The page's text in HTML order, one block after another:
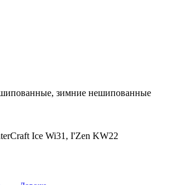
зимние нешипованные
Ice Wi31, I'Zen KW22